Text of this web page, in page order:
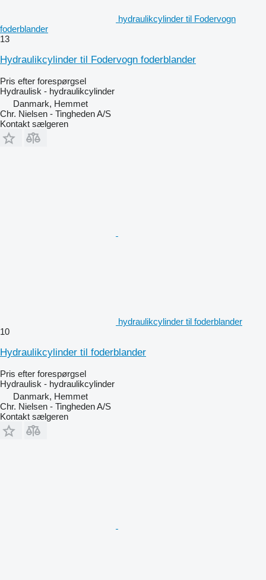
hydraulikcylinder til Fodervogn
foderblander
13
Hydraulikcylinder til Fodervogn foderblander
Pris efter forespørgsel
Hydraulisk - hydraulikcylinder
Danmark, Hemmet
Chr. Nielsen - Tingheden A/S
Kontakt sælgeren
hydraulikcylinder til foderblander
10
Hydraulikcylinder til foderblander
Pris efter forespørgsel
Hydraulisk - hydraulikcylinder
Danmark, Hemmet
Chr. Nielsen - Tingheden A/S
Kontakt sælgeren